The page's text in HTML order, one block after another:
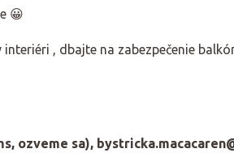
😀
, dbajte na zabezpečenie
ozveme sa),